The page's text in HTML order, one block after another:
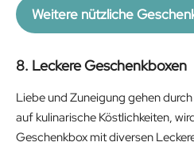
Weitere nützliche
8. Leckere Geschenkboxen
Liebe und Zuneigung gehen
auf kulinarische Köstlichkeiten,
Geschenkbox mit diversen